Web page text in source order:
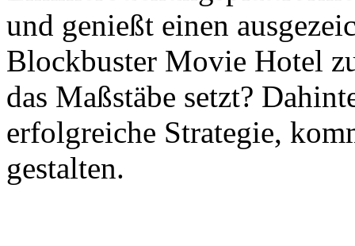
und genießt einen
Blockbuster Movie Hotel
das Maßstäbe setzt?
erfolgreiche Strategie,
gestalten.